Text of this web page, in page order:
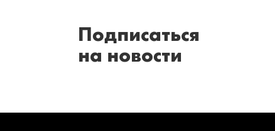
Подписаться
на новости